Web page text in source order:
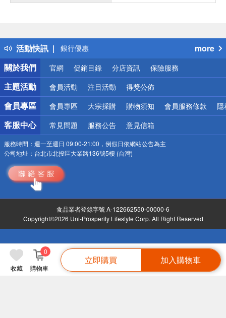
收藏 購物車
0
立即購買 加入購物車
活動快訊
偏遠地區配送
熱門話題
銀行優惠
偏遠地區配送
詐騙網頁！請小心！
more
關於我們
官網 促銷目錄 分店資訊 保險服務
主題活動 會員活動 注目活動 得獎公佈
會員專區 會員專區 大宗採購 購物須知 會員服務條款 隱
客服中心 常見問題 服務公告 意見信箱
服務時間： 週一至週日 09:00-21:00，例假日依網站公告為主
公司地址： 台北市北投區大業路136號5樓 (台灣)
食品業者登錄字號 A-122662550-00000-6
Copyright©2026 Uni-Prosperity Lifestyle Corp. All Right Reserved